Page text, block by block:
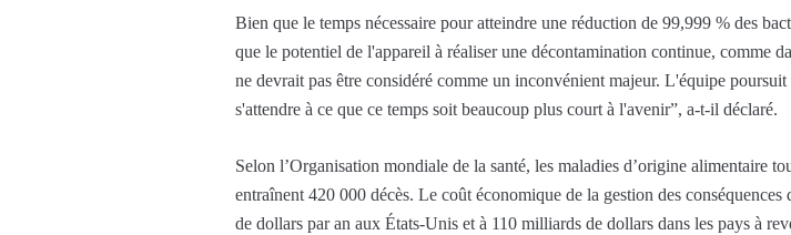
Bien que le temps nécessaire pour atteindre une réduction de 99,999 % des
que le potentiel de l'appareil à réaliser une décontamination continue, comme
ne devrait pas être considéré comme un inconvénient majeur. L'équipe
s'attendre à ce que ce temps soit beaucoup plus court à l'avenir”, a-t-il déclaré.
Selon l’Organisation mondiale de la santé, les maladies d’origine alimentaire
entraînent 420 000 décès. Le coût économique de la gestion des
de dollars par an aux États-Unis et à 110 milliards de dollars dans les pays à